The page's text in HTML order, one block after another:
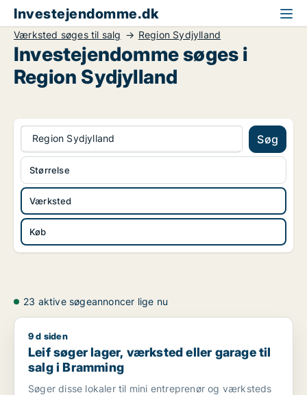
Investejendomme.dk
Værksted søges til salg Region Sydjylland
Investejendomme søges i
Region Sydjylland
Region Sydjylland Søg
Værksted
Køb
Størrelse
23 aktive søgeannoncer lige nu
Leif søger lager, værksted eller garage til salg i Bramming
9 d siden
Leif søger lager, værksted eller garage til
salg i Bramming
Søger disse lokaler til mini entreprenør og værksteds